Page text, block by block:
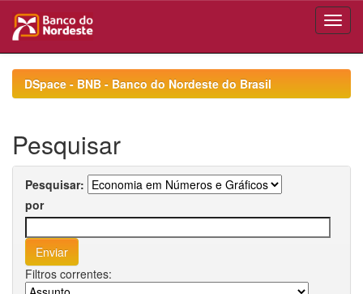
navigationDSpace - BNB - Banco do Nordeste do Brasil
Pesquisar
Pesquisar:
por
Filtros correntes: